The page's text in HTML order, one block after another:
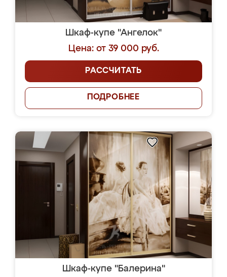
Шкаф-купе "Ангелок"
Цена: от 39 000 руб.
РАССЧИТАТЬ
ПОДРОБНЕЕ
Шкаф-купе "Балерина"